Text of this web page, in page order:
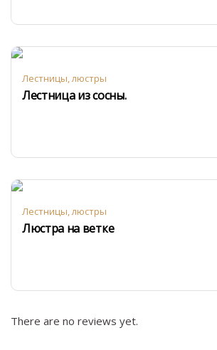
Лестницы, люстры
Лестница из сосны.
Лестницы, люстры
Люстра на ветке
There are no reviews yet.